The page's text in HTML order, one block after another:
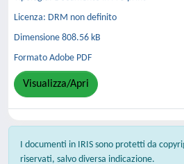
Licenza: DRM non definito
Dimensione 808.56 kB
Formato Adobe PDF
Visualizza/Apri
I documenti in IRIS sono protetti da
riservati, salvo diversa indicazione.